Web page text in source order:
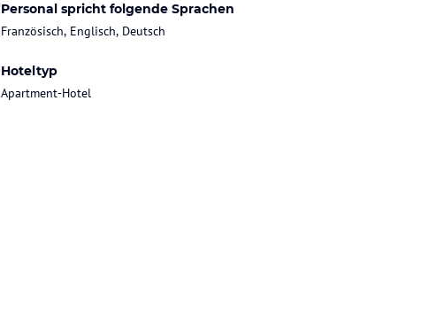
Personal spricht folgende Sprachen
Französisch, Englisch, Deutsch
Hoteltyp
Apartment-Hotel